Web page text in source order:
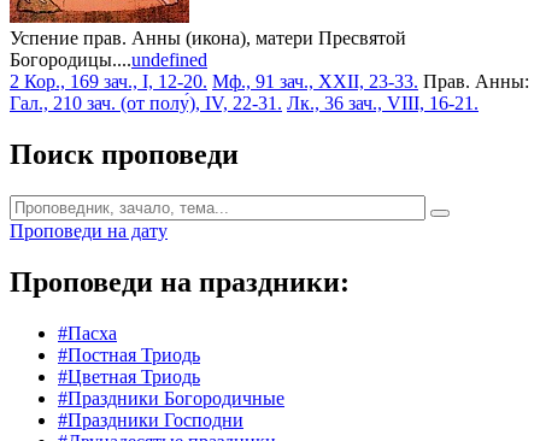
Успение прав. Анны (икона), матери Пресвятой
Богородицы....undefined
2 Кор., 169 зач., I, 12-20. Мф., 91 зач., XXII, 23-33. Прав. Анны:
Гал., 210 зач. (от полу́), IV, 22-31. Лк., 36 зач., VIII, 16-21.
Поиск проповеди
Проповеди на дату
Проповеди на праздники:
#Пасха
#Постная Триодь
#Цветная Триодь
#Праздники Богородичные
#Праздники Господни